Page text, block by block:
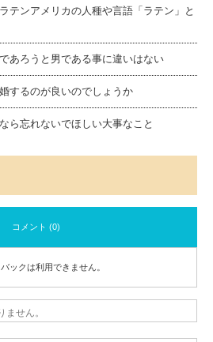
テンアメリカの人種や言語「ラテン」と
あろうと男である事に違いはない
するのが良いのでしょうか
ら忘れないでほしい大事なこと
コメント (0)
バックは利用できません。
せん。